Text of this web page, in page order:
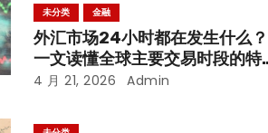
未分类 金融
外汇市场24小时都在发生什么？
一文读懂全球主要交易时段的特
与机会
4 月 21, 2026 Admin